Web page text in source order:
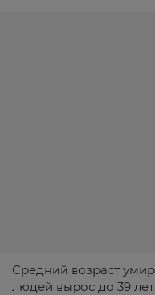
Средний возраст
людей вырос до 39